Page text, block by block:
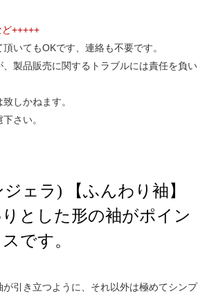
+++++
いてもOKです、連絡も不要です。
製品販売に関するトラブルには責任を負い
しかねます。
さい。
ジェラ) 【ふんわり袖】
とした形の袖がポイン
です。
が引き立つように、それ以外は極めてシンプ